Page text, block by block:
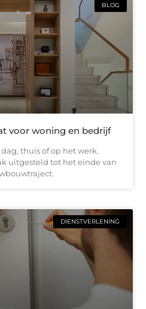
BLOG
voor woning en bedrijf
thuis of op het werk.
uitgesteld tot het einde van
DIENSTVERLENING